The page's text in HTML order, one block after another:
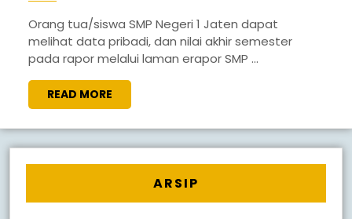
Orang tua/siswa SMP Negeri 1 Jaten dapat
melihat data pribadi, dan nilai akhir semester
pada rapor melalui laman erapor SMP ...
READ MORE
ARSIP